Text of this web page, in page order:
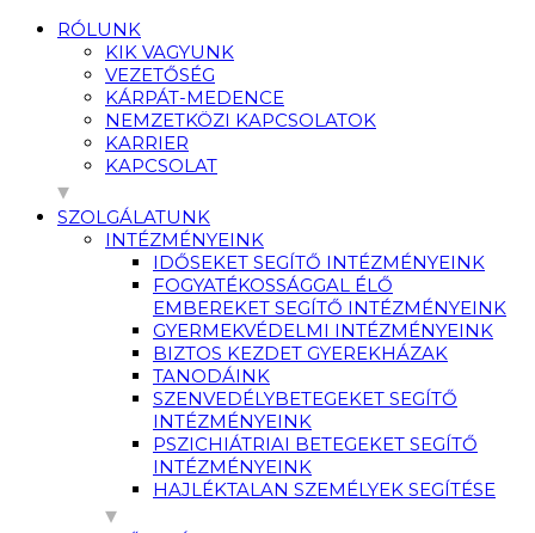
RÓLUNK
KIK VAGYUNK
VEZETŐSÉG
KÁRPÁT-MEDENCE
NEMZETKÖZI KAPCSOLATOK
KARRIER
KAPCSOLAT
SZOLGÁLATUNK
INTÉZMÉNYEINK
IDŐSEKET SEGÍTŐ INTÉZMÉNYEINK
FOGYATÉKOSSÁGGAL ÉLŐ
EMBEREKET SEGÍTŐ INTÉZMÉNYEINK
GYERMEKVÉDELMI INTÉZMÉNYEINK
BIZTOS KEZDET GYEREKHÁZAK
TANODÁINK
SZENVEDÉLYBETEGEKET SEGÍTŐ
INTÉZMÉNYEINK
PSZICHIÁTRIAI BETEGEKET SEGÍTŐ
INTÉZMÉNYEINK
HAJLÉKTALAN SZEMÉLYEK SEGÍTÉSE